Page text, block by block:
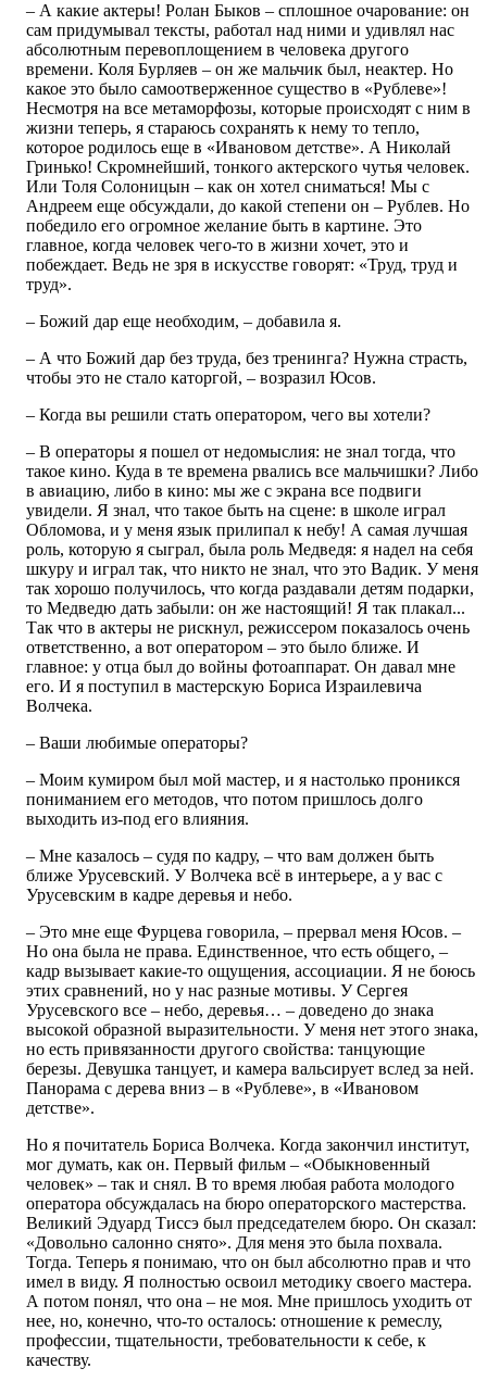
– А какие актеры! Ролан Быков – сплошное очарование: он
сам придумывал тексты, работал над ними и удивлял нас
абсолютным перевоплощением в человека другого
времени. Коля Бурляев – он же мальчик был, неактер. Но
какое это было самоотверженное существо в «Рублеве»!
Несмотря на все метаморфозы, которые происходят с ним в
жизни теперь, я стараюсь сохранять к нему то тепло,
которое родилось еще в «Ивановом детстве». А Николай
Гринько! Скромнейший, тонкого актерского чутья человек.
Или Толя Солоницын – как он хотел сниматься! Мы с
Андреем еще обсуждали, до какой степени он – Рублев. Но
победило его огромное желание быть в картине. Это
главное, когда человек чего-то в жизни хочет, это и
побеждает. Ведь не зря в искусстве говорят: «Труд, труд и
труд».
– Божий дар еще необходим, – добавила я.
– А что Божий дар без труда, без тренинга? Нужна страсть,
чтобы это не стало каторгой, – возразил Юсов.
– Когда вы решили стать оператором, чего вы хотели?
– В операторы я пошел от недомыслия: не знал тогда, что
такое кино. Куда в те времена рвались все мальчишки? Либо
в авиацию, либо в кино: мы же с экрана все подвиги
увидели. Я знал, что такое быть на сцене: в школе играл
Обломова, и у меня язык прилипал к небу! А самая лучшая
роль, которую я сыграл, была роль Медведя: я надел на себя
шкуру и играл так, что никто не знал, что это Вадик. У меня
так хорошо получилось, что когда раздавали детям подарки,
то Медведю дать забыли: он же настоящий! Я так плакал...
Так что в актеры не рискнул, режиссером показалось очень
ответственно, а вот оператором – это было ближе. И
главное: у отца был до войны фотоаппарат. Он давал мне
его. И я поступил в мастерскую Бориса Израилевича
Волчека.
– Ваши любимые операторы?
– Моим кумиром был мой мастер, и я настолько проникся
пониманием его методов, что потом пришлось долго
выходить из-под его влияния.
– Мне казалось – судя по кадру, – что вам должен быть
ближе Урусевский. У Волчека всё в интерьере, а у вас с
Урусевским в кадре деревья и небо.
– Это мне еще Фурцева говорила, – прервал меня Юсов. –
Но она была не права. Единственное, что есть общего, –
кадр вызывает какие-то ощущения, ассоциации. Я не боюсь
этих сравнений, но у нас разные мотивы. У Сергея
Урусевского все – небо, деревья… – доведено до знака
высокой образной выразительности. У меня нет этого знака,
но есть привязанности другого свойства: танцующие
березы. Девушка танцует, и камера вальсирует вслед за ней.
Панорама с дерева вниз – в «Рублеве», в «Ивановом
детстве».
Но я почитатель Бориса Волчека. Когда закончил институт,
мог думать, как он. Первый фильм – «Обыкновенный
человек» – так и снял. В то время любая работа молодого
оператора обсуждалась на бюро операторского мастерства.
Великий Эдуард Тиссэ был председателем бюро. Он сказал:
«Довольно салонно снято». Для меня это была похвала.
Тогда. Теперь я понимаю, что он был абсолютно прав и что
имел в виду. Я полностью освоил методику своего мастера.
А потом понял, что она – не моя. Мне пришлось уходить от
нее, но, конечно, что-то осталось: отношение к ремеслу,
профессии, тщательности, требовательности к себе, к
качеству.